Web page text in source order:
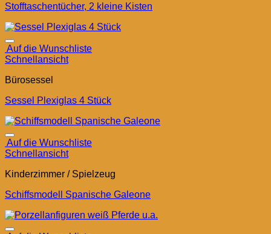
Stofftaschentücher, 2 kleine Kisten
Auf die Wunschliste
Schnellansicht
Bürosessel
Sessel Plexiglas 4 Stück
Auf die Wunschliste
Schnellansicht
Kinderzimmer / Spielzeug
Schiffsmodell Spanische Galeone